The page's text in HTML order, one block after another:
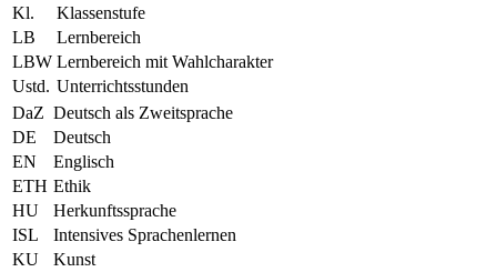
Kl.
Klassenstufe
LB
Lernbereich
LBW Lernbereich mit Wahlcharakter
Ustd. Unterrichtsstunden
DaZ Deutsch als Zweitsprache
DE
Deutsch
EN
Englisch
ETH Ethik
HU
Herkunftssprache
ISL
Intensives Sprachenlernen
KU
Kunst